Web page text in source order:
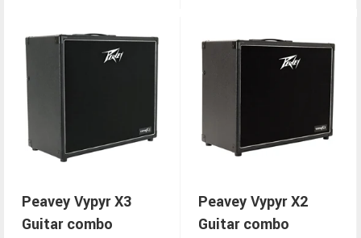
Peavey Vypyr X3
Guitar combo
Peavey Vypyr X2
Guitar combo